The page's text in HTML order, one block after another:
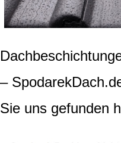
–
Sie uns gefunden